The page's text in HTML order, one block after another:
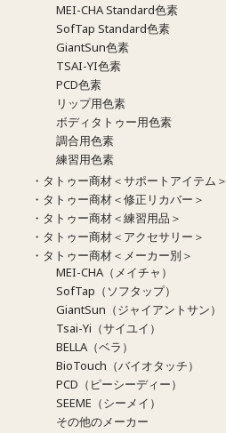
MEI-CHA Standard色素
SofTap Standard色素
GiantSun色素
TSAI-YI色素
PCD色素
リップ用色素
ボディタトゥー用色素
調合用色素
練習用色素
・タトゥー商材＜サポートアイテム＞
・タトゥー商材＜修正リカバー＞
・タトゥー商材＜練習用品＞
・タトゥー商材＜アクセサリー＞
・タトゥー商材＜メーカー別＞
MEI-CHA（メイチャ）
SofTap（ソフタップ）
GiantSun（ジャイアントサン）
Tsai-Yi（サイユイ）
BELLA（ベラ）
BioTouch（バイオタッチ）
PCD（ピーシーディー）
SEEME（シーメイ）
その他のメーカー